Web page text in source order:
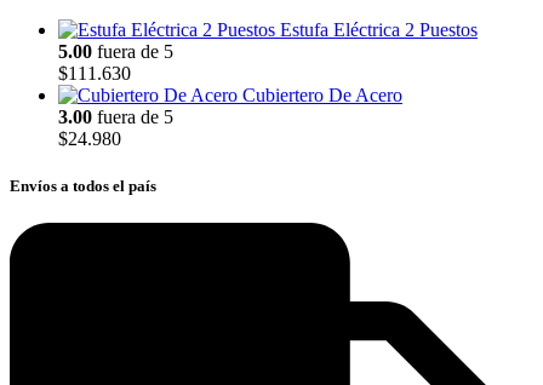
Estufa Eléctrica 2 Puestos
5.00 fuera de 5
$111.630
Cubiertero De Acero
3.00 fuera de 5
$24.980
Envíos a todos el país